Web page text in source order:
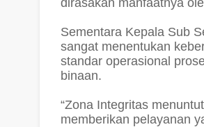
dirasakan manfaatnya
Sementara Kepala Sub
sangat menentukan
standar operasional
binaan.
“Zona Integritas
memberikan pelayanan